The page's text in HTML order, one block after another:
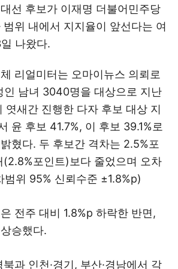
선 후보가 이재명 더불어민주당
위 내에서 지지율이 앞선다는 여
나왔다.
리얼미터는 오마이뉴스 의뢰로
인 남녀 3040명을 대상으로 지난
엿새간 진행한 다자 후보 대상 지
윤 후보 41.7%, 이 후보 39.1%로
혔다. 두 후보간 격차는 2.5%포
(2.8%포인트)보다 줄었으며 오차
범위 95% 신뢰수준 ±1.8%p)
전주 대비 1.8%p 하락한 반면,
승했다.
과 인천·경기, 부산·경남에서 각